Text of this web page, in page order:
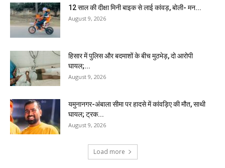
12 साल की दीक्षा मिनी बाइक से लाई कांवड़, बोली- मन...
August 9, 2026
हिसार में पुलिस और बदमाशों के बीच मुठभेड़, दो आरोपी
घायल;...
August 9, 2026
यमुनानगर-अंबाला सीमा पर हादसे में कांवड़िए की मौत, साथी
घायल; ट्रक...
August 9, 2026
Load more